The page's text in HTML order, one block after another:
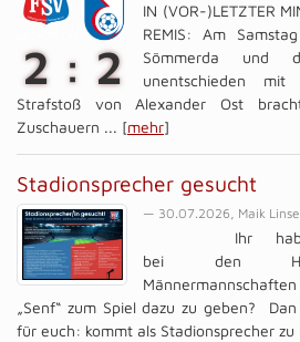
2 : 2
IN (VOR-)LETZTER
REMIS: Am
Sömmerda und
unentschieden
Strafstoß von Alexander Ost
Zuschauern ... [mehr]
Stadionsprecher gesucht
— 30.07.2026, Maik
Ihr habt
bei den
„Senf“ zum Spiel dazu zu geben?
für euch: kommt als Stadionsprecher zu